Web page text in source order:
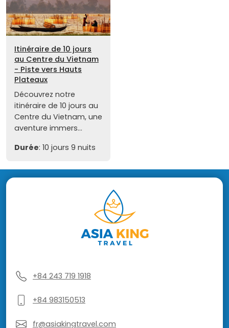
Itinéraire de 10 jours
au Centre du Vietnam
- Piste vers Hauts
Plateaux
Découvrez notre
itinéraire de 10 jours au
Centre du Vietnam, une
aventure immers...
Durée: 10 jours 9 nuits
+84 243 719 1918
+84 983150513
fr@asiakingtravel.com